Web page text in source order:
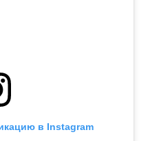
в Instagram